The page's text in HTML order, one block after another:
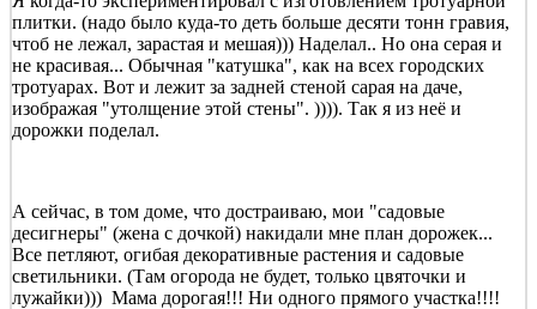
плитки. (надо было куда-то деть больше десяти тонн гравия,
чтоб не лежал, зарастая и мешая))) Наделал.. Но она серая и
не красивая... Обычная "катушка", как на всех городских
тротуарах. Вот и лежит за задней стеной сарая на даче,
изображая "утолщение этой стены". )))). Так я из неё и
дорожки поделал.
А сейчас, в том доме, что достраиваю, мои "садовые
десигнеры" (жена с дочкой) накидали мне план дорожек...
Все петляют, огибая декоративные растения и садовые
светильники. (Там огорода не будет, только цвяточки и
лужайки))) Мама дорогая!!! Ни одного прямого участка!!!!